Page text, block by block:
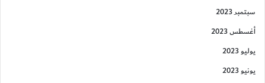
سبتمبر 2023
أغسطس 2023
يوليو 2023
يونيو 2023